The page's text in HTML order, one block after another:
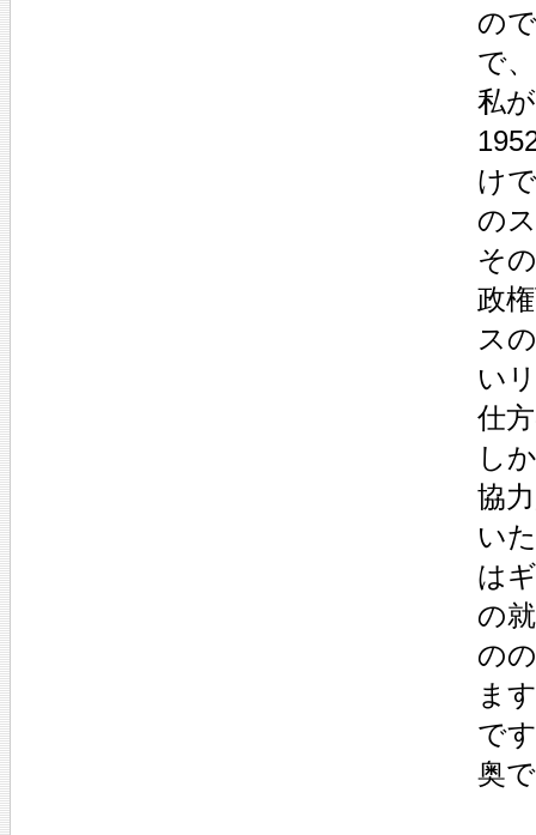
の
で
私
け
の
そ
政
ス
い
仕
し
協
い
は
の
の
ま
で
奥